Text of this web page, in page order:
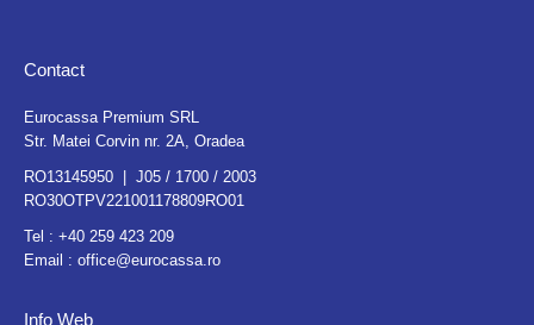
Contact
Eurocassa Premium SRL
Str. Matei Corvin nr. 2A, Oradea
RO13145950 | J05 / 1700 / 2003
RO30OTPV221001178809RO01
Tel : +40 259 423 209
Email : office@eurocassa.ro
Info Web